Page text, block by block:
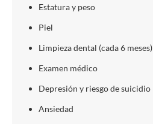
Estatura y peso
Piel
Limpieza dental (cada 6 meses)
Examen médico
Depresión y riesgo de suicidio
Ansiedad